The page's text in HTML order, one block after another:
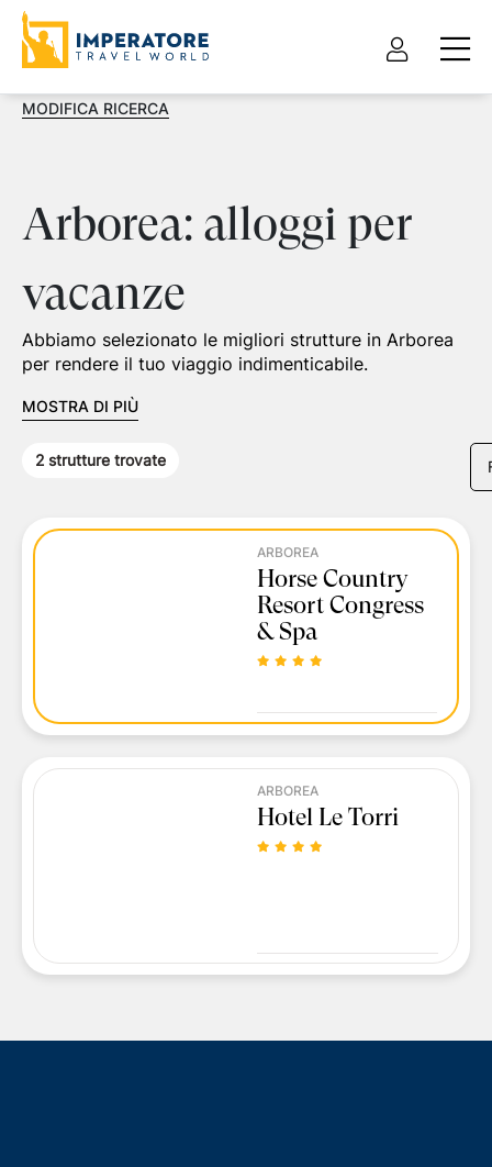
MODIFICA RICERCA
Arborea: alloggi per
vacanze
Abbiamo selezionato le migliori strutture in Arborea
per rendere il tuo viaggio indimenticabile.
MOSTRA DI PIÙ
2 strutture trovate
ARBOREA
Horse Country
Resort Congress
& Spa
ARBOREA
Hotel Le Torri